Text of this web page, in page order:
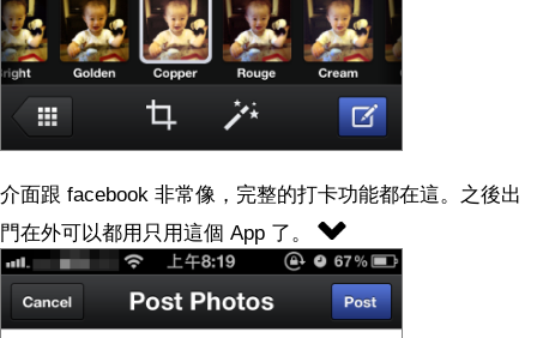
介面跟 facebook 非常像，完整的打卡功能都在這。之後出
門在外可以都用只用這個 App 了。